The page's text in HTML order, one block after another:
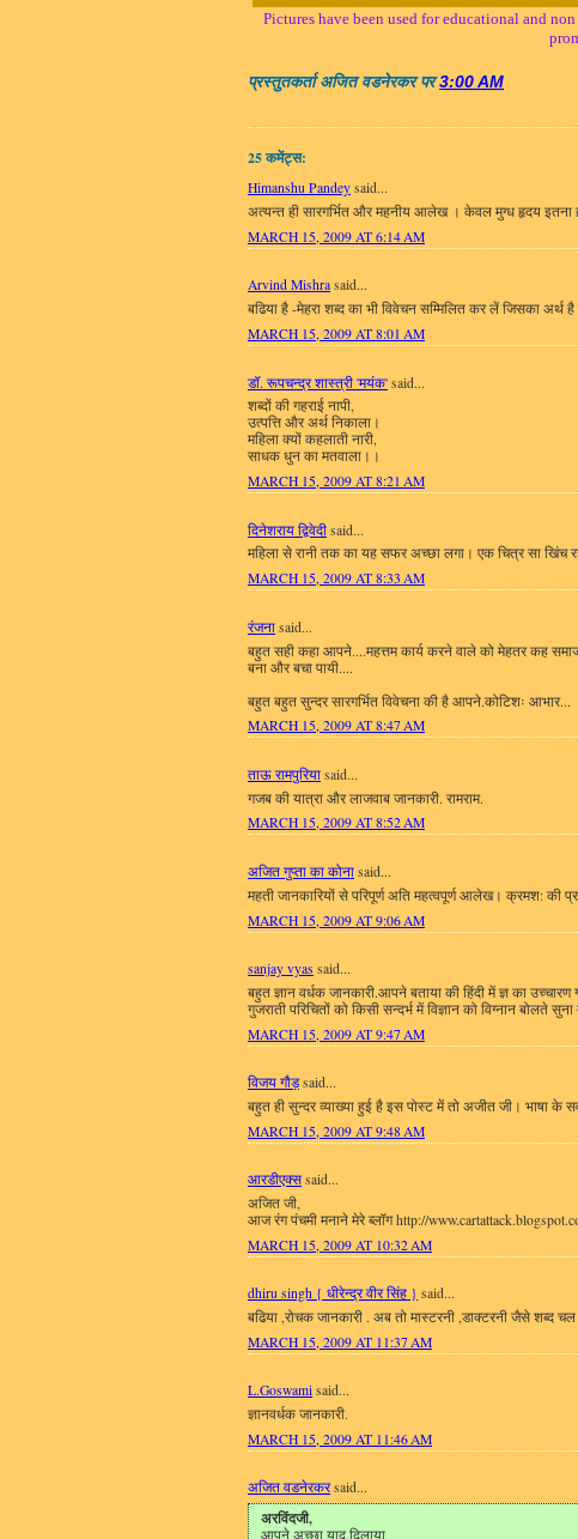
Pictures have been used for educational and
प्रस्तुतकर्ताअजित वडनेरकर पर3:00 AM
25 कमेंट्स:
Himanshu Pandey said...
अत्यन्त ही सारगर्भित और महनीय आलेख । केवल मुग्ध हृदय इतना
MARCH 15, 2009 AT 6:14 AM
Arvind Mishra said...
बढिया है -मेहरा शब्द का भी विवेचन सम्मिलित कर लें जिसका
MARCH 15, 2009 AT 8:01 AM
डॉ. रूपचन्द्र शास्त्री 'मयंक' said...
शब्दों की गहराई नापी,
उत्पत्ति और अर्थ निकाला।
महिला क्यों कहलाती नारी,
साधक धुन का मतवाला।।
MARCH 15, 2009 AT 8:21 AM
दिनेशराय द्विवेदी said...
महिला से रानी तक का यह सफर अच्छा लगा। एक चित्र सा खिंच
MARCH 15, 2009 AT 8:33 AM
रंजना said...
बहुत सही कहा आपने....महत्तम कार्य करने वाले को मेहतर कह
बना और बचा पायी....
बहुत बहुत सुन्दर सारगर्भित विवेचना की है आपने.कोटिशः आभार...
MARCH 15, 2009 AT 8:47 AM
ताऊ रामपुरिया said...
गजब की यात्रा और लाजवाब जानकारी. रामराम.
MARCH 15, 2009 AT 8:52 AM
अजित गुप्ता का कोना said...
महती जानकारियों से परिपूर्ण अति महत्‍वपूर्ण आलेख। क्रमश: की
MARCH 15, 2009 AT 9:06 AM
sanjay vyas said...
बहुत ज्ञान वर्धक जानकारी.आपने बताया की हिंदी में ज्ञ का
गुजराती परिचितों को किसी सन्दर्भ में विज्ञान को विग्नान बोलते
MARCH 15, 2009 AT 9:47 AM
विजय गौड़said...
बहुत ही सुन्दर व्याख्या हुई है इस पोस्ट में तो अजीत जी। भाषा
MARCH 15, 2009 AT 9:48 AM
आरडीएक्स said...
अजित जी,
आज रंग पंचमी मनाने मेरे ब्लॉग http://
MARCH 15, 2009 AT 10:32 AM
dhiru singh { धीरेन्द्र वीर सिंह } said...
बढिया ,रोचक जानकारी . अब तो मास्टरनी ,डाक्टरनी जैसे शब्द
MARCH 15, 2009 AT 11:37 AM
L.Goswami said...
ज्ञानवर्धक जानकारी.
MARCH 15, 2009 AT 11:46 AM
अजित वडनेरकरsaid...
अरविंदजी,
आपने अच्छा याद दिलाया